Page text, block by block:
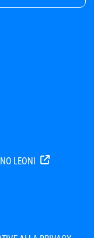
LEONI